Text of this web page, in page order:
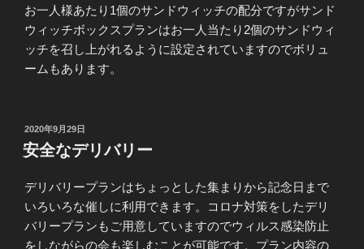
お一人様あたり1個のサンドウィッチの配分ですがサンド
ウィッチボックスプランはお一人当たり2個のサンドウィ
ッチを召し上がれるように設定されていますのでボリュ
ームもあります。
投
稿
日:
2020年9月29日
安全なデリバリー
デリバリープランはちょっとした集まりから記念日まで
いろいろな催しに利用できます。コロナ対策をしたデリ
バリープランもご用意していますのでウィルス感染防止
をしながらの会も楽しむことが可能です。プラン内容の